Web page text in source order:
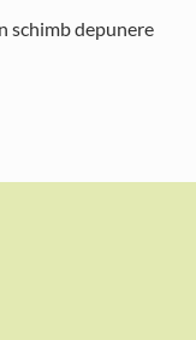
schimb depunere